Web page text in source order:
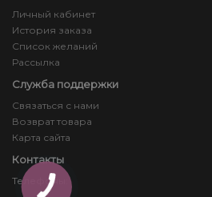
Личный кабинет
История заказа
Список желаний
Рассылка
Служба поддержки
Связаться с нами
Возврат товара
Карта сайта
Контакты
Телефоны: